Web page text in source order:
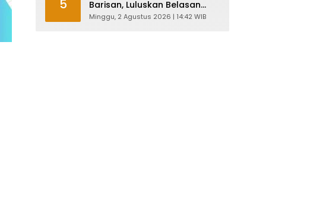
5
Barisan, Luluskan Belasan
Kader Diklatsar
Minggu, 2 Agustus 2026 | 14:42 WIB